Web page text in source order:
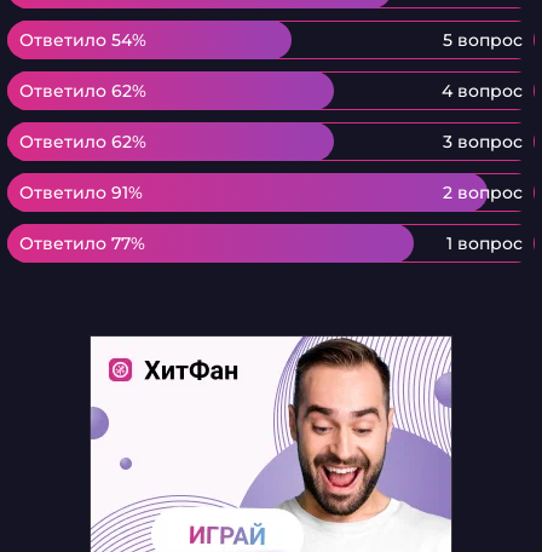
Ответило 54% 5 вопрос
Ответило 54%
Ответило 62% 4 вопрос
Ответило 62%
Ответило 62% 3 вопрос
Ответило 62%
Ответило 91% 2 вопрос
Ответило 91%
Ответило 77% 1 вопрос
Ответило 77%